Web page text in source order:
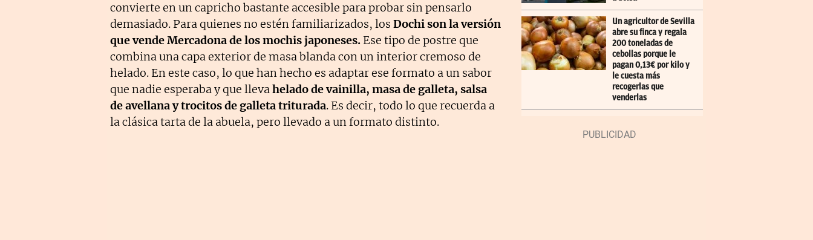
convierte en un capricho bastante accesible para probar sin pensarlo
demasiado. Para quienes no estén familiarizados, los Dochi son la versión
que vende Mercadona de los mochis japoneses. Ese tipo de postre que
combina una capa exterior de masa blanda con un interior cremoso de
helado. En este caso, lo que han hecho es adaptar ese formato a un sabor
que nadie esperaba y que llevahelado de vainilla, masa de galleta, salsa
de avellana y trocitos de galleta triturada. Es decir, todo lo que recuerda a
la clásica tarta de la abuela, pero llevado a un formato distinto.
Un agricultor de Sevilla
abre su finca y regala
200 toneladas de
cebollas porque le
pagan 0,13€ por kilo y
le cuesta más
recogerlas que
venderlas